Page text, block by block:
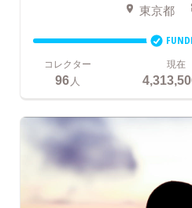
東京都
コレクター
96 人
現在